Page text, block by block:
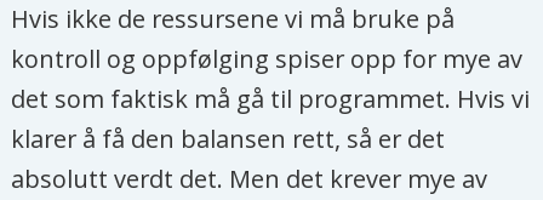
Hvis ikke de ressursene vi må bruke på
kontroll og oppfølging spiser opp for mye av
det som faktisk må gå til programmet. Hvis vi
klarer å få den balansen rett, så er det
absolutt verdt det. Men det krever mye av